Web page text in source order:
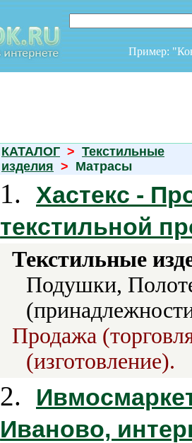
Пример:
КАТАЛОГ > Текстильные
изделия > Матрасы
1.
Хастекс -
текстильной
Текстильные
Подушки,
Продажа
(изготовление).
2.
Иваново,